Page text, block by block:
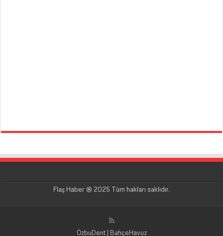
Flaş Haber ® 2025 Tüm hakları saklıdır.
ÖzbuDent| BahçeHavuz